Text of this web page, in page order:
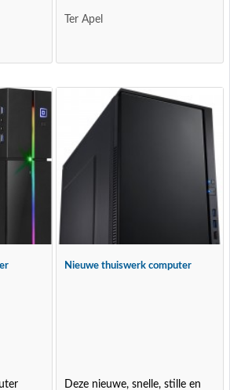
Ter Apel
Nieuwe thuiswerk computer
Deze nieuwe, snelle, stille en